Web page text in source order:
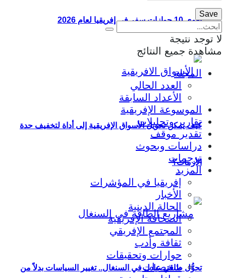
أقوى 10 جوازات سفر في إفريقيا لعام 2026
كيف يمكن تحويل الأسواق الإفريقية إلى أداة لتخفيف حدة
الأزمات؟
تحوُّل طاقي عادل في السنغال.. تغيير السياسات بدلاً من
لا توجد نتيجة
مشاهدة جميع النتائج
المجلة
العدد الحالي
الأعداد السابقة
الموسوعة الإفريقية
تقارير وتحليلات
تقدير موقف
دراسات وبحوث
ترجمات
المزيد
إفريقيا في المؤشرات
الأخبار
الحالة الدينية
الصحافة الإفريقية
المجتمع الإفريقي
ثقافة وأدب
حوارات وتحقيقات
شخصيات